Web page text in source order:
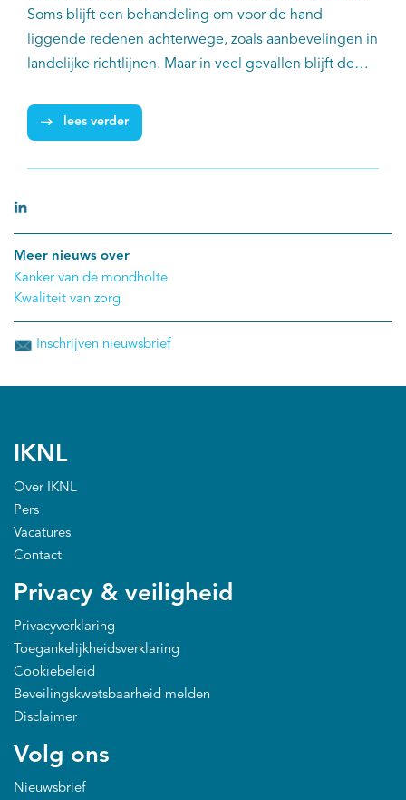
Soms blijft een behandeling om voor de hand
liggende redenen achterwege, zoals aanbevelingen in
landelijke richtlijnen. Maar in veel gevallen blijft de
onduidelijk, zo blijkt uit een publicatie van G. Halmos
(UMCG) en collega’s in Clinical Otolaryngology.
lees verder
Meer nieuws over
Kanker van de mondholte
Kwaliteit van zorg
Inschrijven nieuwsbrief
IKNL
Over IKNL
Pers
Vacatures
Contact
Privacy & veiligheid
Privacyverklaring
Toegankelijkheidsverklaring
Cookiebeleid
Beveilingskwetsbaarheid melden
Disclaimer
Volg ons
Nieuwsbrief